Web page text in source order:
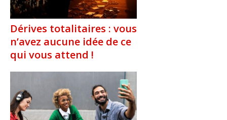
Dérives totalitaires : vous
n’avez aucune idée de ce
qui vous attend !